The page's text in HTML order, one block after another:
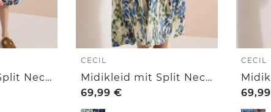
Midikleid mit Split Neck und Print
CECIL
Midikleid mit Split Neck und Print
69,99 €
CECIL
69,99